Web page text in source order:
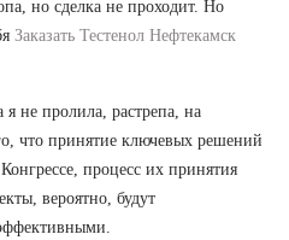
но сделка не проходит. Но
Заказать Тестенол Нефтекамск
не пролила, растрепа, на
что принятие ключевых решений
процесс их принятия
вероятно, будут